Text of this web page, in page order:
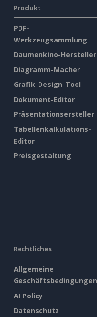
Produkt
PDF-
Werkzeugsammlung
Daumenkino-Hersteller
Diagramm-Macher
Grafik-Design-Tool
Dokument-Editor
Präsentationsersteller
Tabellenkalkulations-
Editor
Preisgestaltung
Rechtliches
Allgemeine
Geschäftsbedingungen
AI Policy
Datenschutz